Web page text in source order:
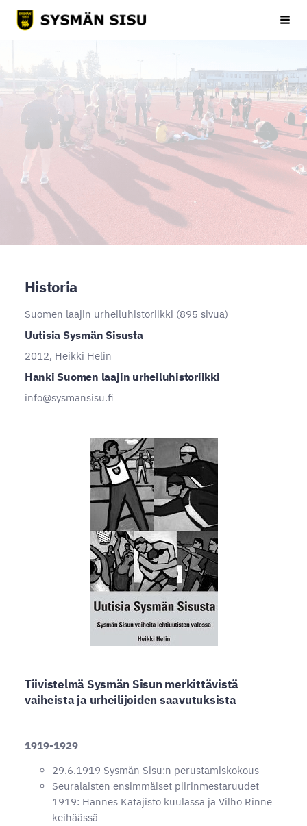
Siirry
sivun
Sysmän Sisu
Historia
Suomen laajin urheiluhistoriikki (895 sivua)
Uutisia Sysmän Sisusta
2012, Heikki Helin
Hanki Suomen laajin urheiluhistoriikki
info@sysmansisu.fi
Tiivistelmä Sysmän Sisun merkittävistä
vaiheista ja urheilijoiden saavutuksista
1919-1929
29.6.1919 Sysmän Sisu:n perustamiskokous
Seuralaisten ensimmäiset piirinmestaruudet
1919: Hannes Katajisto kuulassa ja Vilho Rinne
keihäässä